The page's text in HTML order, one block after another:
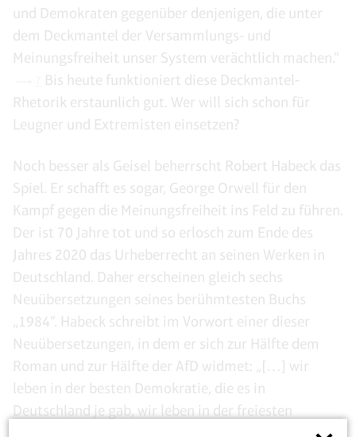
und Demokraten gegenüber denjenigen, die unter
dem Deckmantel der Versammlungs- und
Meinungsfreiheit unser System verächtlich machen.“
Bis heute funktioniert diese Deckmantel-
Rhetorik erstaunlich gut. Wer will sich schon für
Leugner und Extremisten einsetzen?
Noch besser als Geisel beherrscht Robert Habeck das
Spiel. Er schafft es sogar, George Orwell für den
Kampf gegen die Meinungsfreiheit ins Feld zu führen.
Der ist 70 Jahre tot und so erlosch zum Ende des
Jahres 2020 das Urheberrecht an seinen Werken in
Deutschland. Daher erscheinen gleich sechs
Neuübersetzungen seines berühmtesten Buchs
„1984“. Habeck schreibt im Vorwort einer dieser
Neuübersetzungen, in dem er sich zur Hälfte dem
Roman und zur Hälfte der AfD widmet: „[…] wir
leben in der besten Demokratie, die es in
Deutschland je gab, wir leben in der freiesten
Gesellschaft, die wir je hatten –, und die Feinde der